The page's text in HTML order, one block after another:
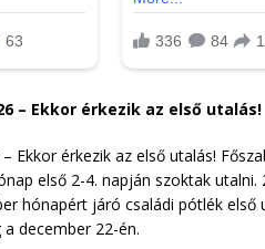
– Ekkor érkezik az első utalás!
Ekkor érkezik az első utalás!
első 2-4. napján szoktak
hónapért járó családi pótlék első
december 22-én.